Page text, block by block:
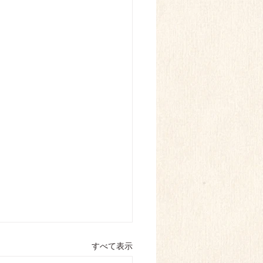
すべて表示